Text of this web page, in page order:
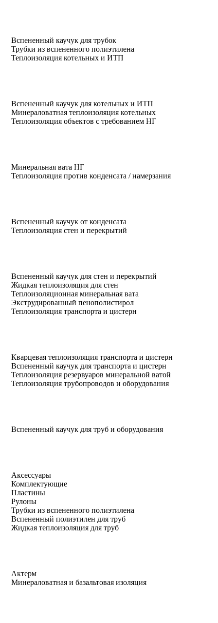
Вспененный каучук для трубок
Трубки из вспененного полиэтилена
Теплоизоляция котельных и ИТП
Вспененный каучук для котельных и ИТП
Минераловатная теплоизоляция котельных
Теплоизоляция объектов с требованием НГ
Минеральная вата НГ
Теплоизоляция против конденсата / намерзания
Вспененный каучук от конденсата
Теплоизоляция стен и перекрытий
Вспененный каучук для стен и перекрытий
Жидкая теплоизоляция для стен
Теплоизоляционная минеральная вата
Экструдированный пенополистирол
Теплоизоляция транспорта и цистерн
Кварцевая теплоизоляция транспорта и цистерн
Вспененный каучук для транспорта и цистерн
Теплоизоляция резервуаров минеральной ватой
Теплоизоляция трубопроводов и оборудования
Вспененный каучук для труб и оборудования
Аксессуары
Комплектующие
Пластины
Рулоны
Трубки из вспененного полиэтилена
Вспененный полиэтилен для труб
Жидкая теплоизоляция для труб
Актерм
Минераловатная и базальтовая изоляция